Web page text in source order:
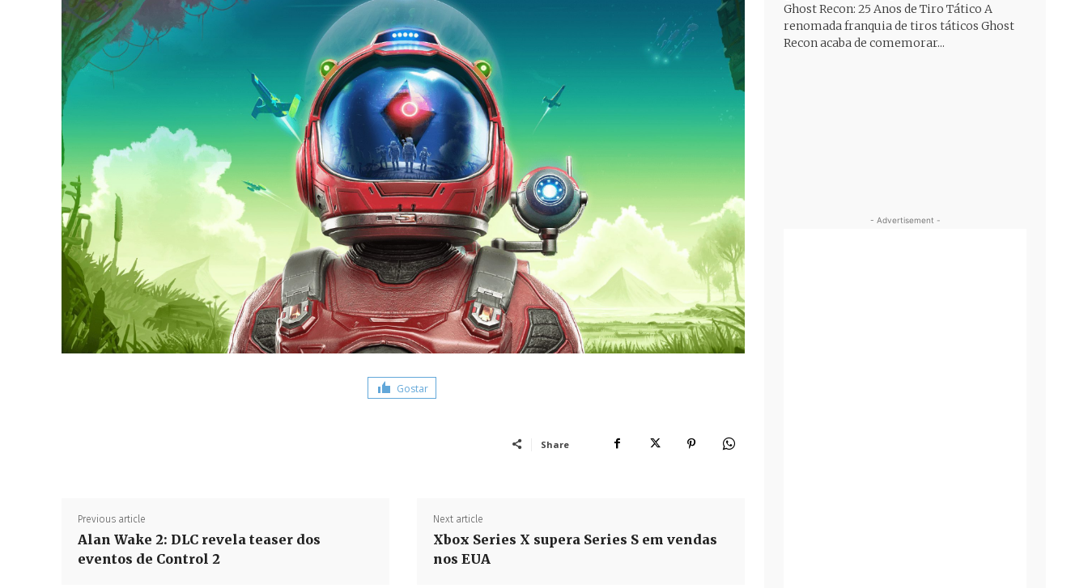
Gostar
Share
Previous article
Alan Wake 2: DLC revela teaser dos
eventos de Control 2
Next article
Xbox Series X supera Series S em vendas
nos EUA
Ghost Recon: 25 Anos de Tiro Tático A
renomada franquia de tiros táticos Ghost
Recon acaba de comemorar...
- Advertisement -